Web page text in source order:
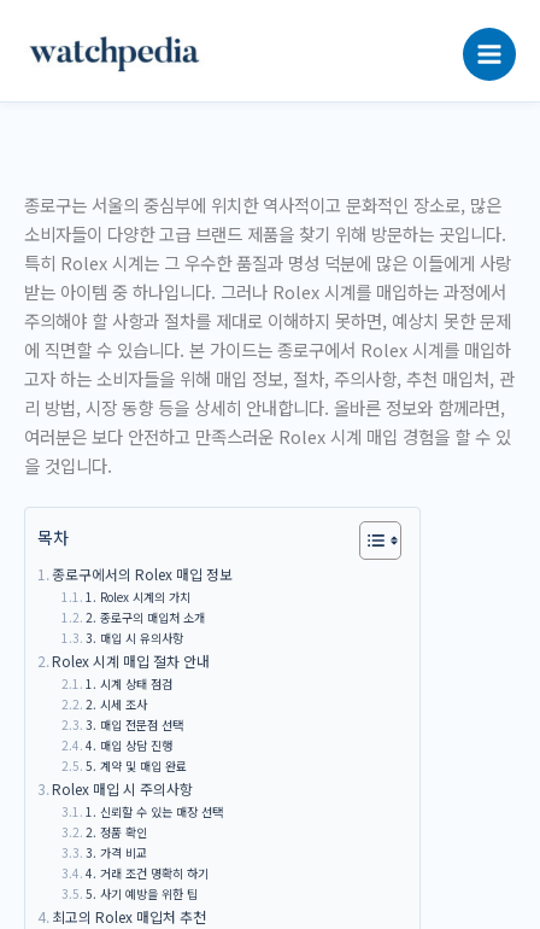
로
종로구는 서울의 중심부에 위치한 역사적이고 문화적인 장소로, 많은
소비자들이 다양한 고급 브랜드 제품을 찾기 위해 방문하는 곳입니다.
특히 Rolex 시계는 그 우수한 품질과 명성 덕분에 많은 이들에게 사랑
받는 아이템 중 하나입니다. 그러나 Rolex 시계를 매입하는 과정에서
주의해야 할 사항과 절차를 제대로 이해하지 못하면, 예상치 못한 문제
에 직면할 수 있습니다. 본 가이드는 종로구에서 Rolex 시계를 매입하
고자 하는 소비자들을 위해 매입 정보, 절차, 주의사항, 추천 매입처, 관
리 방법, 시장 동향 등을 상세히 안내합니다. 올바른 정보와 함께라면,
여러분은 보다 안전하고 만족스러운 Rolex 시계 매입 경험을 할 수 있
을 것입니다.
목차
종로구에서의 Rolex 매입 정보
1. Rolex 시계의 가치
2. 종로구의 매입처 소개
3. 매입 시 유의사항
Rolex 시계 매입 절차 안내
1. 시계 상태 점검
2. 시세 조사
3. 매입 전문점 선택
4. 매입 상담 진행
5. 계약 및 매입 완료
Rolex 매입 시 주의사항
1. 신뢰할 수 있는 매장 선택
2. 정품 확인
3. 가격 비교
4. 거래 조건 명확히 하기
5. 사기 예방을 위한 팁
최고의 Rolex 매입처 추천